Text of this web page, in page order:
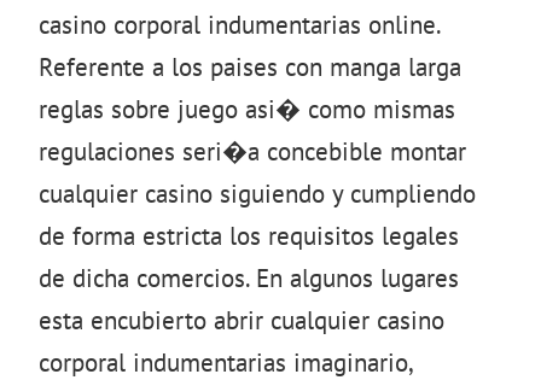
casino corporal indumentarias online.
Referente a los paises con manga larga
reglas sobre juego asi� como mismas
regulaciones seri�a concebible montar
cualquier casino siguiendo y cumpliendo
de forma estricta los requisitos legales
de dicha comercios. En algunos lugares
esta encubierto abrir cualquier casino
corporal indumentarias imaginario,